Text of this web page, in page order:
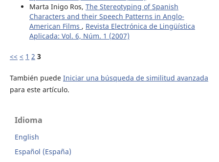
Marta Inigo Ros, The Stereotyping of Spanish
Characters and their Speech Patterns in Anglo-
American Films , Revista Electrónica de Lingüística
Aplicada: Vol. 6, Núm. 1 (2007)
<< < 1 2 3
También puede Iniciar una búsqueda de similitud avanzada
para este artículo.
Idioma
English
Español (España)